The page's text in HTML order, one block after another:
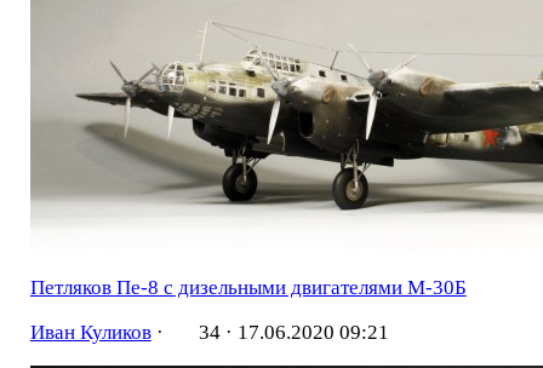
Петляков Пе-8 с дизельными двигателями М-30Б
Иван Куликов· 34 · 17.06.2020 09:21